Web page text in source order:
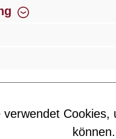
Sie jetzt einfach
verwendet